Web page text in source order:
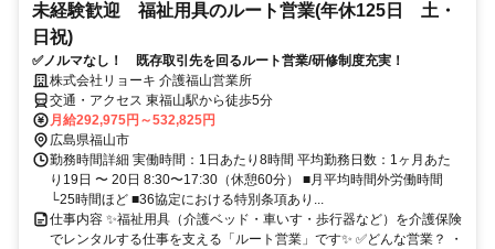
未経験歓迎 福祉用具のルート営業(年休125日 土・
日祝)
✅ノルマなし！ 既存取引先を回るルート営業/研修制度充実！
株式会社リョーキ 介護福山営業所
交通・アクセス 東福山駅から徒歩5分
月給292,975円～532,825円
広島県福山市
勤務時間詳細 実働時間：1日あたり8時間 平均勤務日数：1ヶ月あた
り19日 〜 20日 8:30〜17:30（休憩60分） ■月平均時間外労働時間
└25時間ほど ■36協定における特別条項あり...
仕事内容 ✨福祉用具（介護ベッド・車いす・歩行器など）を介護保険
でレンタルする仕事を支える「ルート営業」です✨ ✅どんな営業？ ・